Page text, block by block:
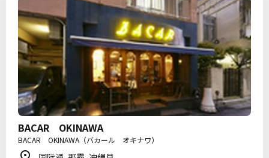
BACAR OKINAWA
BACAR OKINAWA（バカール オキナワ）